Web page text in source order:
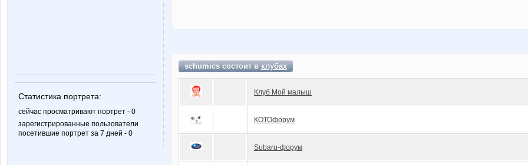
Статистика портрета:
сейчас просматривают портрет - 0
зарегистрированные пользователи
посетившие портрет за 7 дней - 0
schumics состоит вклубах
Клуб Мой малыш
КОТОфорум
Subaru-форум